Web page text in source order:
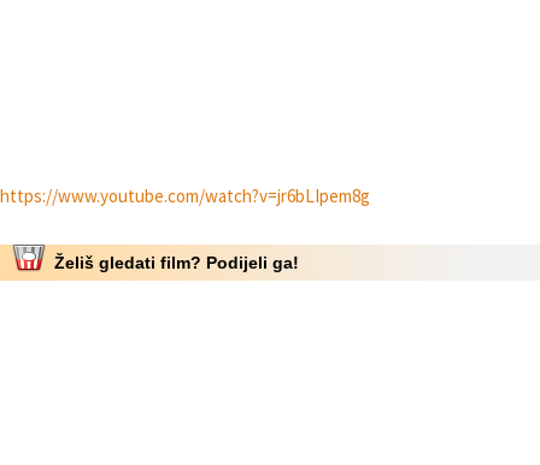
https://www.youtube.com/watch?v=jr6bLIpem8g
Želiš gledati film? Podijeli ga!